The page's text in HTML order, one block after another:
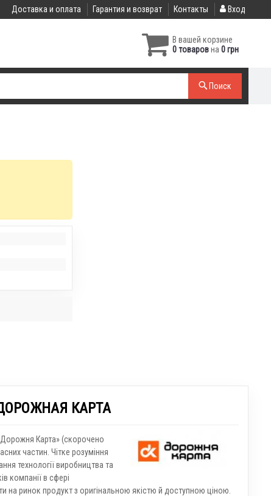
Доставка и оплата Гарантия и возврат Контакты Вход
В вашей корзине
0 товаровна 0 грн
Поиск
КАРТА
Карта» (скорочено
частин. Чітке розуміння
технології виробництва та
компанії в сфері
на ринок продукт з оригінальною якістю й доступною ціною.